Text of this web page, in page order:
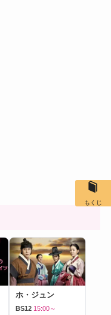
ホ・ジュン
BS12 15:00～
もくじ